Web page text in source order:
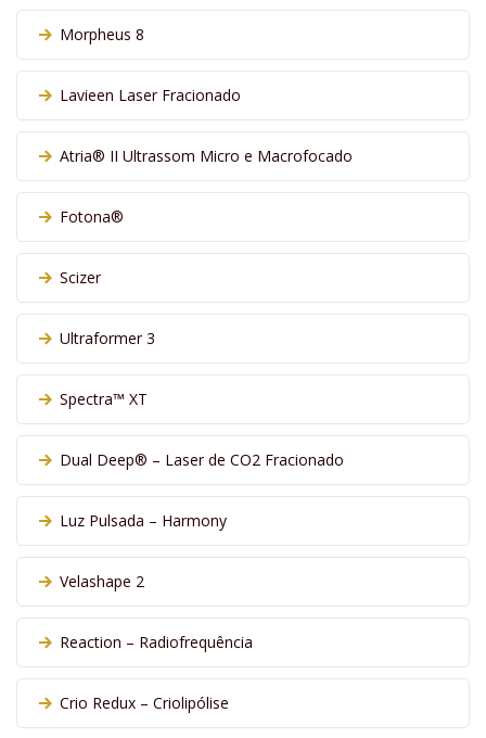
Morpheus 8
Lavieen Laser Fracionado
Atria® II Ultrassom Micro e Macrofocado
Fotona®
Scizer
Ultraformer 3
Spectra™ XT
Dual Deep® – Laser de CO2 Fracionado
Luz Pulsada – Harmony
Velashape 2
Reaction – Radiofrequência
Crio Redux – Criolipólise